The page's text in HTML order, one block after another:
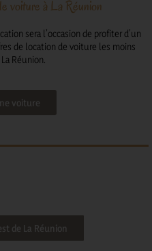
voiture à La Réunion
sera l’occasion de profiter d’un
de location de voiture les moins
Réunion.
voiture
de La Réunion